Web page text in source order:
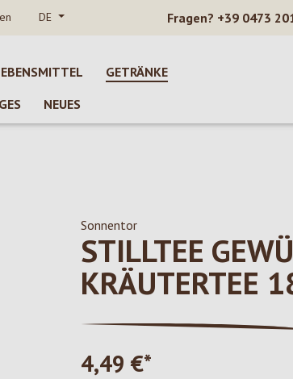
DE Fragen? +39 0473
GETRÄNKE
NEUES
Sonnentor
STILLTEE
KRÄUTERTEE
4,49 €*